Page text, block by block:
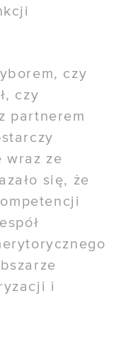
czy
czy
partnerem
wraz ze
się, że
i